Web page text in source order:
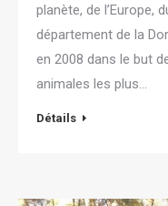
planète, de l’Europe,
département de la
en 2008 dans le but
animales les plus…
Détails